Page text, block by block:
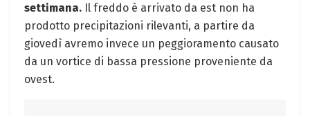
settimana. Il freddo è arrivato da est non ha
prodotto precipitazioni rilevanti, a partire da
giovedì avremo invece un peggioramento causato
da un vortice di bassa pressione proveniente da
ovest.